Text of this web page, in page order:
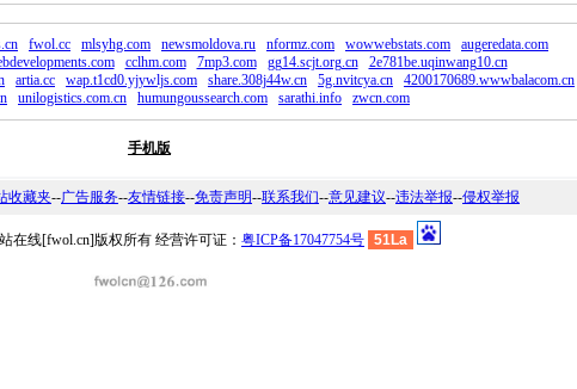
fwol.cc mlsyhg.com newsmoldova.ru nformz.com wowwebstats.com
augeredata.com
cclhm.com 7mp3.com gg14.scjt.org.cn
2e781be.uqinwang10.cn
artia.cc wap.t1cd0.yjywljs.com share.308j44w.cn 5g.nvitcya.cn
4200170689.wwwbalacom.cn
unilogistics.com.cn humungoussearch.com sarathi.info zwcn.com
手机版
收藏夹--广告服务--友情链接--免责声明--联系我们--意见建议--违法举报--侵权举报
在线[fwol.cn]版权所有 经营许可证： 粤ICP备17047754号 51La